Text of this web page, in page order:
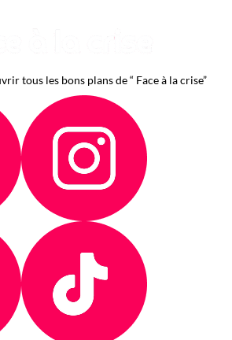
tous les bons plans de “ Face à la crise”